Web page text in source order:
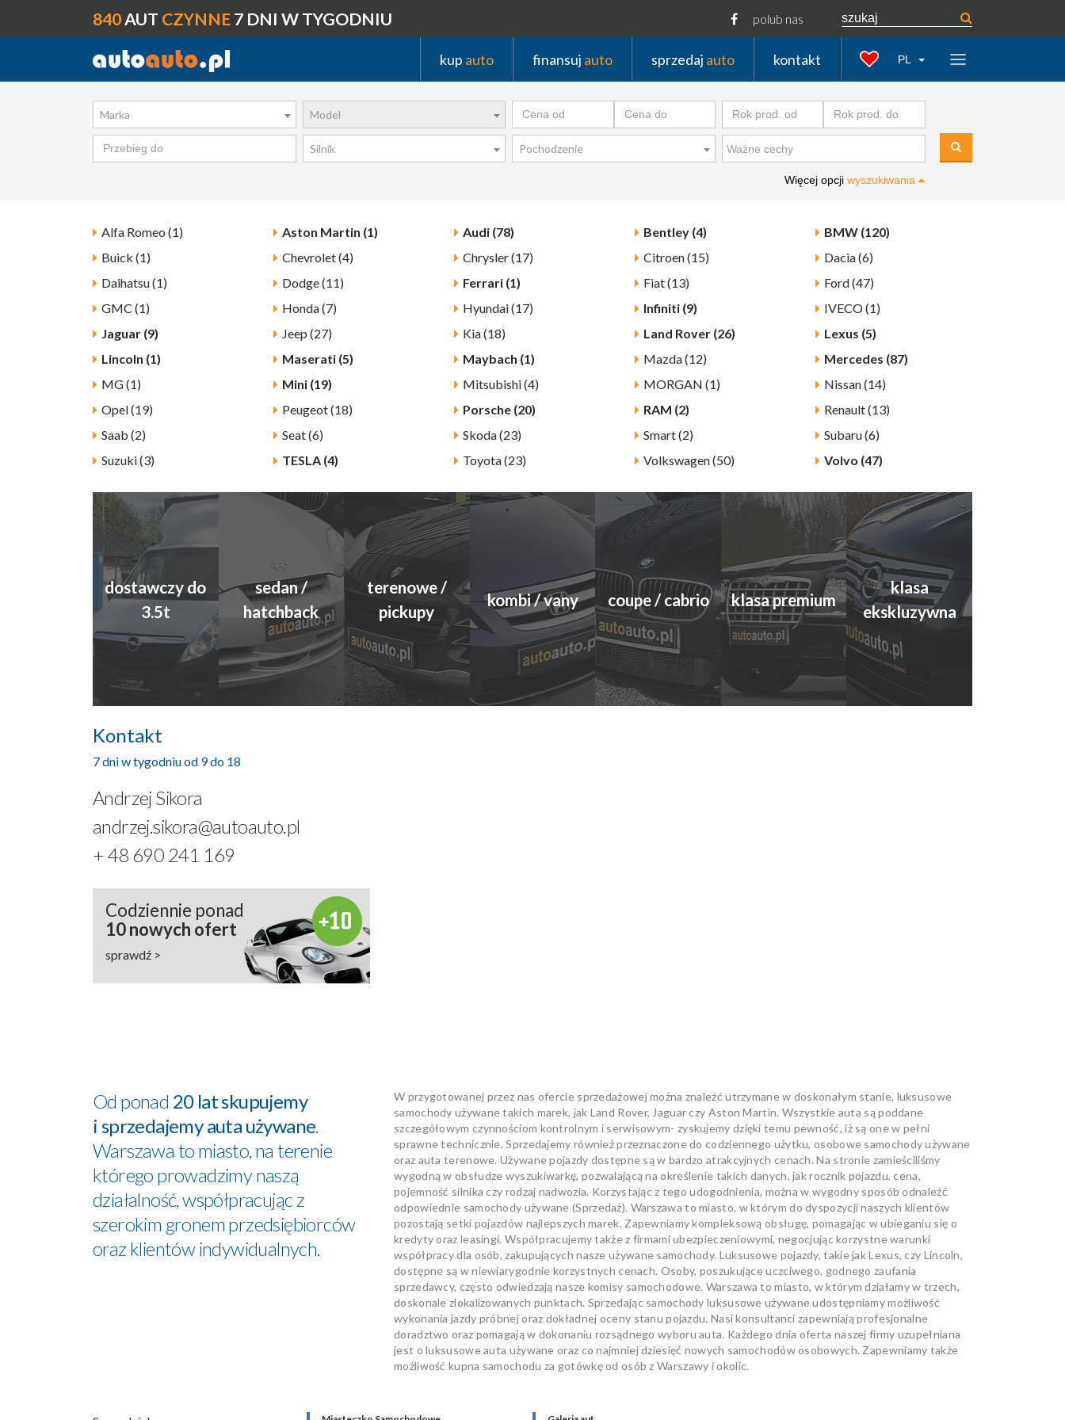
840AUT CZYNNE 7 DNI W TYGODNIU polub nas
kup auto finansuj auto sprzedaj auto kontakt PL
Marka Model
Silnik Pochodzenie
Więcej opcji wyszukiwania
Alfa Romeo (1) Aston Martin (1) Audi (78) Bentley (4)
BMW (120)
Buick (1)
Chevrolet (4) Chrysler (17) Citroen (15)
Dacia (6)
Daihatsu (1)
Dodge (11) Ferrari (1) Fiat (13)
Ford (47)
GMC (1)
Honda (7) Hyundai (17) Infiniti (9)
IVECO (1)
Jaguar (9)
Jeep (27) Kia (18) Land Rover (26)
Lexus (5)
Lincoln (1)
Maserati (5) Maybach (1) Mazda (12)
Mercedes (87)
MG (1)
Mini (19) Mitsubishi (4) MORGAN (1)
Nissan (14)
Opel (19)
Peugeot (18) Porsche (20) RAM (2)
Renault (13)
Saab (2)
Seat (6) Skoda (23) Smart (2)
Subaru (6)
Suzuki (3)
TESLA (4) Toyota (23) Volkswagen (50) Volvo (47)
dostawczy do
3.5t
sedan /
hatchback
terenowe /
pickupy
kombi / vany coupe / cabrio klasa premium
klasa
ekskluzywna
Kontakt
7 dni w tygodniu od 9 do 18
Andrzej Sikora
andrzej.sikora@autoauto.pl
+ 48 690 241 169
Codziennie ponad
10 nowych ofert
sprawdź >
Od ponad 20 lat skupujemy
i sprzedajemy auta używane
Warszawa to miasto, na terenie
którego prowadzimy naszą
działalność, współpracując z
szerokim gronem przedsiębiorców
oraz klientów indywidualnych.
W przygotowanej przez nas ofercie sprzedażowej można znaleźć utrzymane w doskonałym stanie, luksusowe
samochody używane takich marek, jak Land Rover, Jaguar czy Aston Martin. Wszystkie auta są poddane
szczegółowym czynnościom kontrolnym i serwisowym- zyskujemy dzięki temu pewność, iż są one w pełni
sprawne technicznie. Sprzedajemy również przeznaczone do codziennego użytku, osobowe samochody używane
oraz auta terenowe. Używane pojazdy dostępne są w bardzo atrakcyjnych cenach. Na stronie zamieściliśmy
wygodną w obsłudze wyszukiwarkę, pozwalającą na określenie takich danych, jak rocznik pojazdu, cena,
pojemność silnika czy rodzaj nadwozia. Korzystając z tego udogodnienia, można w wygodny sposób odnaleźć
odpowiednie samochody używane (Sprzedaż). Warszawa to miasto, w którym do dyspozycji naszych klientów
pozostają setki pojazdów najlepszych marek. Zapewniamy kompleksową obsługę, pomagając w ubieganiu się o
kredyty oraz leasingi. Współpracujemy także z firmami ubezpieczeniowymi, negocjując korzystne warunki
współpracy dla osób, zakupujących nasze używane samochody. Luksusowe pojazdy, takie jak Lexus, czy Lincoln,
dostępne są w niewiarygodnie korzystnych cenach. Osoby, poszukujące uczciwego, godnego zaufania
sprzedawcy, często odwiedzają nasze komisy samochodowe. Warszawa to miasto, w którym działamy w trzech,
doskonale zlokalizowanych punktach. Sprzedając samochody luksusowe używane udostępniamy możliwość
wykonania jazdy próbnej oraz dokładnej oceny stanu pojazdu. Nasi konsultanci zapewniają profesjonalne
doradztwo oraz pomagają w dokonaniu rozsądnego wyboru auta. Każdego dnia oferta naszej firmy uzupełniana
jest o luksusowe auta używane oraz co najmniej dziesięć nowych samochodów osobowych. Zapewniamy także
możliwość kupna samochodu za gotówkę od osób z Warszawy i okolic.